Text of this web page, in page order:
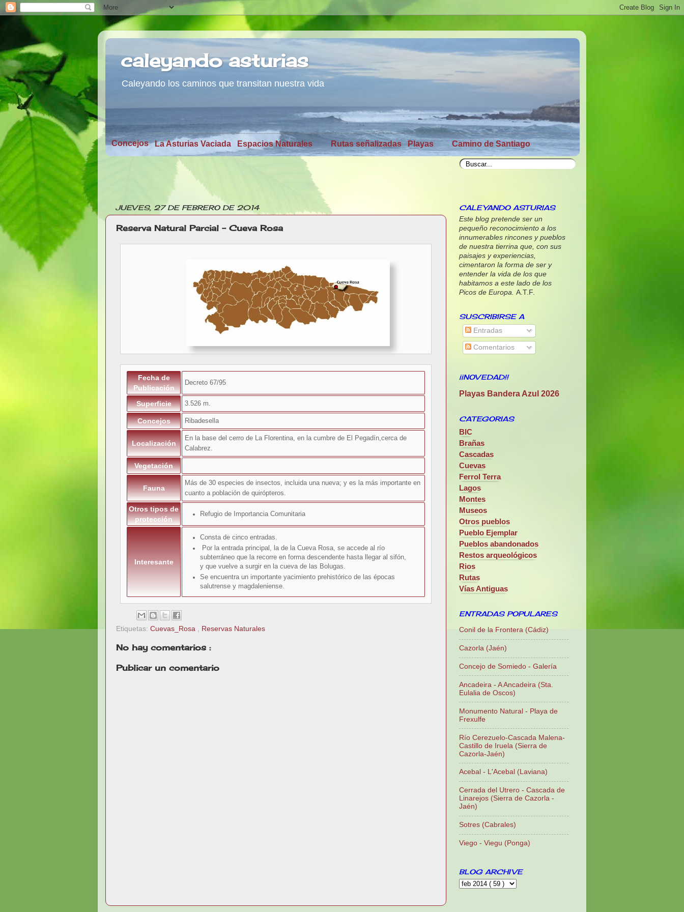
caleyando asturias
Caleyando los caminos que transitan nuestra vida
Concejos La Asturias Vaciada Espacios Naturales Rutas señalizadas Playas Camino de Santiago
JUEVES, 27 DE FEBRERO DE 2014
Reserva Natural Parcial - Cueva Rosa
Fecha de
Publicación
Decreto 67/95
Superficie 3.526 m.
Concejos Ribadesella
Localización
En la base del cerro de La Florentina, en la cumbre de El Pegadín,cerca de
Calabrez.
Vegetación
Fauna
Más de 30 especies de insectos, incluida una nueva; y es la más importante en
cuanto a población de quirópteros.
Otros tipos de
protección
Refugio de Importancia Comunitaria
Interesante
Consta de cinco entradas.
Por la entrada principal, la de la Cueva Rosa, se accede al río
subterráneo que la recorre en forma descendente hasta llegar al sifón,
y que vuelve a surgir en la cueva de las Bolugas.
Se encuentra un importante yacimiento prehistórico de las épocas
salutrense y magdaleniense.
Etiquetas: Cuevas_Rosa , Reservas Naturales
No hay comentarios :
Publicar un comentario
CALEYANDO ASTURIAS
Este blog pretende ser un
pequeño reconocimiento a los
innumerables rincones y pueblos
de nuestra tierrina que, con sus
paisajes y experiencias,
cimentaron la forma de ser y
entender la vida de los que
habitamos a este lado de los
Picos de Europa. A.T.F.
SUSCRIBIRSE A
Entradas
Comentarios
¡¡NOVEDAD!!
Playas Bandera Azul 2026
CATEGORIAS
BIC
Brañas
Cascadas
Cuevas
Ferrol Terra
Lagos
Montes
Museos
Otros pueblos
Pueblo Ejemplar
Pueblos abandonados
Restos arqueológicos
Rios
Rutas
Vías Antiguas
ENTRADAS POPULARES
Conil de la Frontera (Cádiz)
Cazorla (Jaén)
Concejo de Somiedo - Galería
Ancadeira - A Ancadeira (Sta.
Eulalia de Oscos)
Monumento Natural - Playa de
Frexulfe
Río Cerezuelo-Cascada Malena-
Castillo de Iruela (Sierra de
Cazorla-Jaén)
Acebal - L'Acebal (Laviana)
Cerrada del Utrero - Cascada de
Linarejos (Sierra de Cazorla -
Jaén)
Sotres (Cabrales)
Viego - Viegu (Ponga)
BLOG ARCHIVE